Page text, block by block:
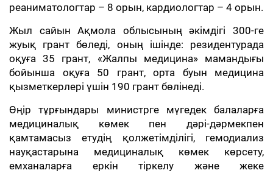
реаниматологтар – 8 орын, кардиологтар – 4 орын.
Жыл сайын Ақмола облысының әкімдігі 300-ге
жуық грант бөледі, оның ішінде: резидентурада
оқуға 35 грант, «Жалпы медицина» мамандығы
бойынша оқуға 50 грант, орта буын медицина
қызметкерлері үшін 190 грант бөлінеді.
Өңір тұрғындары министрге мүгедек балаларға
медициналық көмек пен дәрі-дәрмекпен
қамтамасыз етудің қолжетімділігі, гемодиализ
науқастарына медициналық көмек көрсету,
емханаларға еркін тіркелу және жеке